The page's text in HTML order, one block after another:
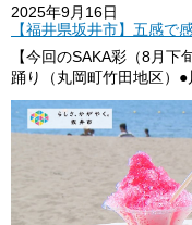
2025年9月16日
【福井県坂井市】五感で
【今回のSAKA彩（8月
踊り（丸岡町竹田地区）●